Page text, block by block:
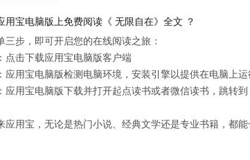
用宝电脑版上免费阅读《 无限自在》全文 ？
三步，即可开启您的在线阅读之旅：
点击下载应用宝电脑版客户端
应用宝电脑版检测电脑环境，安装引擎以提供在电脑上
应用宝电脑版下载并打开起点读书或者微信读书，跳转
应用宝，无论是热门小说、经典文学还是专业书籍，都能